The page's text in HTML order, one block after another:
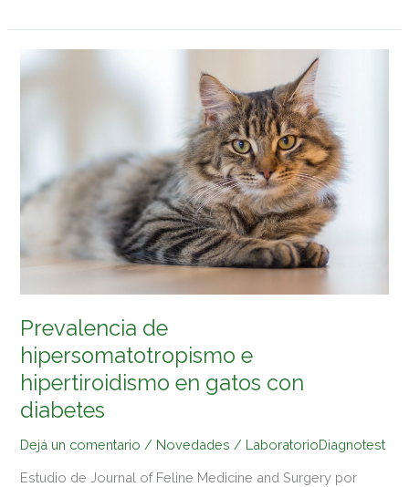
Prevalencia de
hipersomatotropismo e
hipertiroidismo en gatos con
diabetes
Dejá un comentario / Novedades / LaboratorioDiagnotest
Estudio de Journal of Feline Medicine and Surgery por
de
gatos
con
diabetes